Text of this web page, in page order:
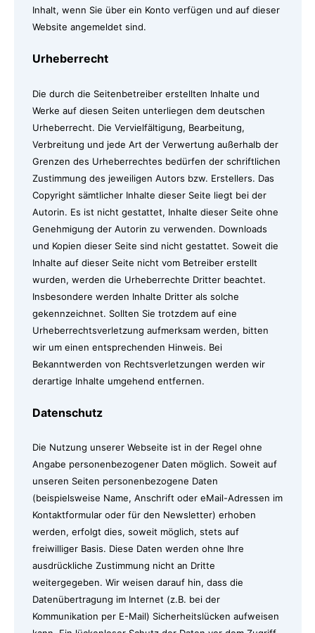
Inhalt, wenn Sie über ein Konto verfügen und auf dieser
Website angemeldet sind.
Urheberrecht
Die durch die Seitenbetreiber erstellten Inhalte und
Werke auf diesen Seiten unterliegen dem deutschen
Urheberrecht. Die Vervielfältigung, Bearbeitung,
Verbreitung und jede Art der Verwertung außerhalb der
Grenzen des Urheberrechtes bedürfen der schriftlichen
Zustimmung des jeweiligen Autors bzw. Erstellers. Das
Copyright sämtlicher Inhalte dieser Seite liegt bei der
Autorin. Es ist nicht gestattet, Inhalte dieser Seite ohne
Genehmigung der Autorin zu verwenden. Downloads
und Kopien dieser Seite sind nicht gestattet. Soweit die
Inhalte auf dieser Seite nicht vom Betreiber erstellt
wurden, werden die Urheberrechte Dritter beachtet.
Insbesondere werden Inhalte Dritter als solche
gekennzeichnet. Sollten Sie trotzdem auf eine
Urheberrechtsverletzung aufmerksam werden, bitten
wir um einen entsprechenden Hinweis. Bei
Bekanntwerden von Rechtsverletzungen werden wir
derartige Inhalte umgehend entfernen.
Datenschutz
Die Nutzung unserer Webseite ist in der Regel ohne
Angabe personenbezogener Daten möglich. Soweit auf
unseren Seiten personenbezogene Daten
(beispielsweise Name, Anschrift oder eMail-Adressen im
Kontaktformular oder für den Newsletter) erhoben
werden, erfolgt dies, soweit möglich, stets auf
freiwilliger Basis. Diese Daten werden ohne Ihre
ausdrückliche Zustimmung nicht an Dritte
weitergegeben. Wir weisen darauf hin, dass die
Datenübertragung im Internet (z.B. bei der
Kommunikation per E-Mail) Sicherheitslücken aufweisen